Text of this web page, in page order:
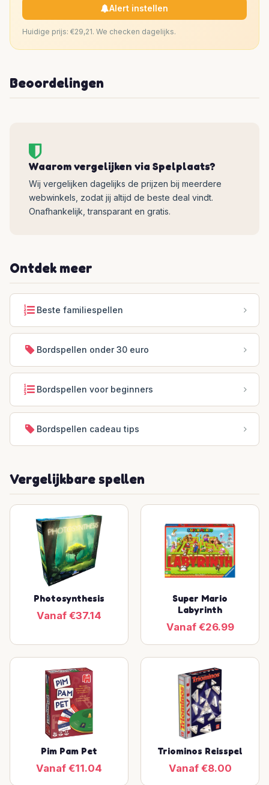
Alert instellen
Huidige prijs: €29,21. We checken dagelijks.
Beoordelingen
Waarom vergelijken via Spelplaats?
Wij vergelijken dagelijks de prijzen bij meerdere
webwinkels, zodat jij altijd de beste deal vindt.
Onafhankelijk, transparant en gratis.
Ontdek meer
Beste familiespellen
Bordspellen onder 30 euro
Bordspellen voor beginners
Bordspellen cadeau tips
Vergelijkbare spellen
Photosynthesis
Vanaf €37.14
Super Mario
Labyrinth
Vanaf €26.99
Pim Pam Pet
Vanaf €11.04
Triominos Reisspel
Vanaf €8.00